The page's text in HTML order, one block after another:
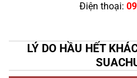
Điện thoại:
LÝ DO HẦU HẾT